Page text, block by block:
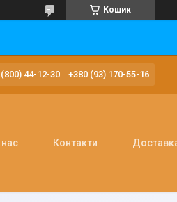
Кошик
(800) 44-12-30 +380 (93) 170-55-16
Контакти